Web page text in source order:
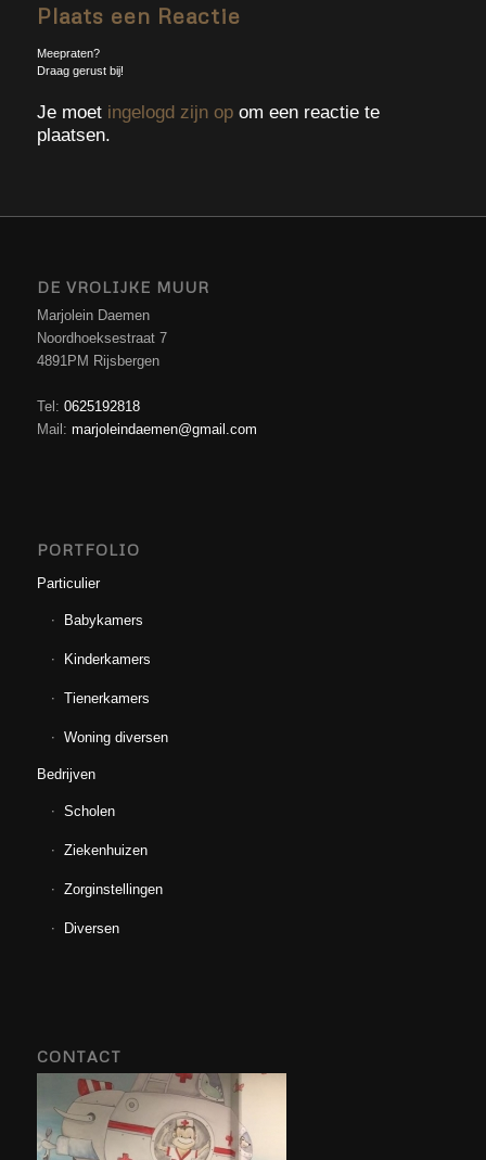
Plaats een Reactie
Meepraten?
Draag gerust bij!
Je moet ingelogd zijn opom een reactie te
plaatsen.
DE VROLIJKE MUUR
Marjolein Daemen
Noordhoeksestraat 7
4891PM Rijsbergen
Tel: 0625192818
Mail: marjoleindaemen@gmail.com
PORTFOLIO
Particulier
Babykamers
Kinderkamers
Tienerkamers
Woning diversen
Bedrijven
Scholen
Ziekenhuizen
Zorginstellingen
Diversen
CONTACT